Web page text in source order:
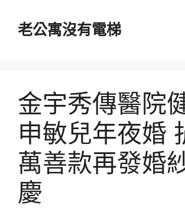
老公寓沒有電梯
金宇秀傳醫院
申敏兒年夜婚
萬善款再發婚
慶